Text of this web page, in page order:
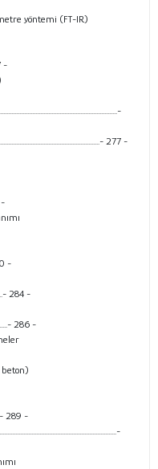
yöntemi (FT-IR)
-
277 -
-
-
284 -
286 -
289 -